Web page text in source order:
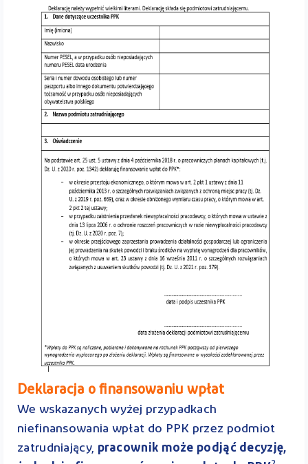
Deklaracja o finansowaniu wpłat
We wskazanych wyżej przypadkach
niefinansowania wpłat do PPK przez podmiot
zatrudniający, pracownik może podjąć decyzję,